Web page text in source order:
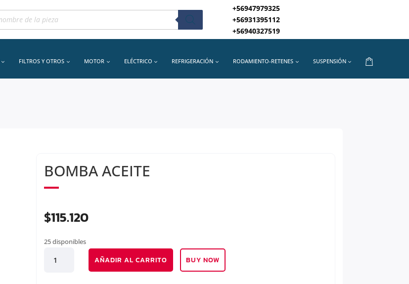
+56947979325
+56931395112
+56940327519
FILTROS Y OTROS MOTOR ELÉCTRICO REFRIGERACIÓN RODAMIENTO-RETENES SUSPENSIÓN
BOMBA ACEITE
$115.120
25 disponibles
ACEITE
AÑADIR AL CARRITO BUY NOW